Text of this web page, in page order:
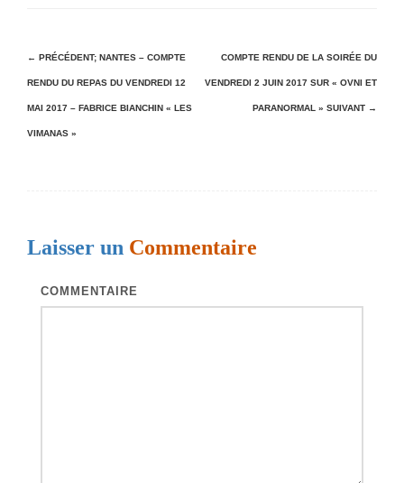
N
a
v
← PRÉCÉDENT; NANTES – COMPTE
RENDU DU REPAS DU VENDREDI 12
MAI 2017 – FABRICE BIANCHIN « LES
VIMANAS »
COMPTE RENDU DE LA SOIRÉE DU
VENDREDI 2 JUIN 2017 SUR « OVNI ET
PARANORMAL » SUIVANT →
Laisser un Commentaire
COMMENTAIRE